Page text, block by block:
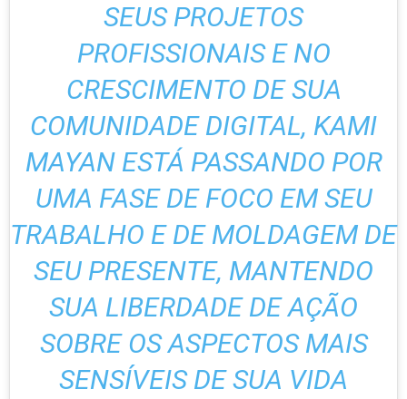
SEUS PROJETOS
PROFISSIONAIS E NO
CRESCIMENTO DE SUA
COMUNIDADE DIGITAL, KAMI
MAYAN ESTÁ PASSANDO POR
UMA FASE DE FOCO EM SEU
TRABALHO E DE MOLDAGEM DE
SEU PRESENTE, MANTENDO
SUA LIBERDADE DE AÇÃO
SOBRE OS ASPECTOS MAIS
SENSÍVEIS DE SUA VIDA